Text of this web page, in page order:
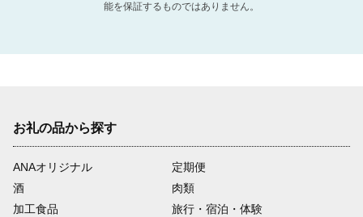
能を保証するものではありません。
お礼の品から探す
ANAオリジナル
定期便
酒
肉類
加工食品
旅行・宿泊・体験